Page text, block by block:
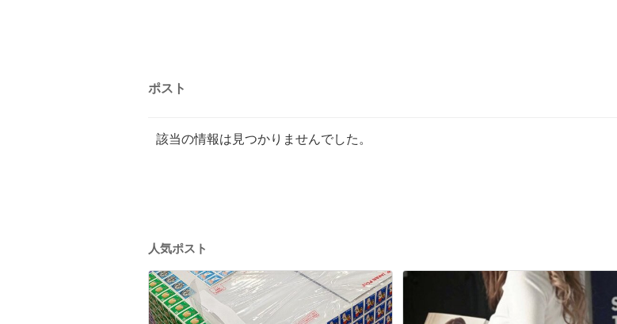
ポスト
該当の情報は見つかりませんでした。
人気ポスト